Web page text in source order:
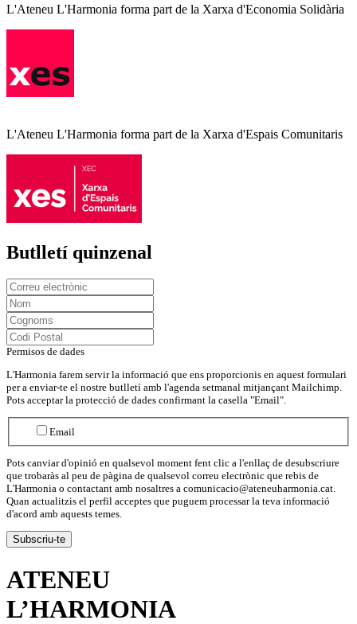
L'Ateneu L'Harmonia forma part de la Xarxa d'Economia Solidària
L'Ateneu L'Harmonia forma part de la Xarxa d'Espais Comunitaris
Butlletí quinzenal
Permisos de dades
L'Harmonia farem servir la informació que ens proporcionis en aquest formulari
per a enviar-te el nostre butlletí amb l'agenda setmanal mitjançant Mailchimp.
Pots acceptar la protecció de dades confirmant la casella "Email".
Email
Pots canviar d'opinió en qualsevol moment fent clic a l'enllaç de desubscriure
que trobaràs al peu de pàgina de qualsevol correu electrònic que rebis de
L'Harmonia o contactant amb nosaltres a comunicacio@ateneuharmonia.cat.
Quan actualitzis el perfil acceptes que puguem processar la teva informació
d'acord amb aquests temes.
ATENEU
L’HARMONIA